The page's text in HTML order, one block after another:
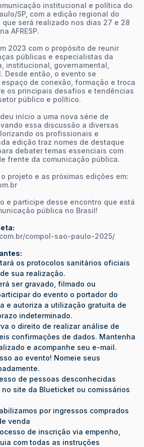
institucional e política do
SP, com a edição regional do
que será realizado nos dias 27 e 28
AFRESP.
2023 com o propósito de reunir
públicas e especialistas da
institucional, governamental,
Desde então, o evento se
de conexão, formação e troca
os principais desafios e tendências
público e político.
deu início a uma nova série de
essa discussão a diversas
os profissionais e
edição traz nomes de destaque
debater temas essenciais com
frente da comunicação pública.
projeto e as próximas edições em:
e participe desse encontro que está
pública no Brasil!
compol-sao-paulo-2025/
os protocolos sanitários oficiais
sua realização.
ser gravado, filmado ou
do evento o portador do
e autoriza a utilização gratuita de
indeterminado.
o direito de realizar análise de
confirmações de dados. Mantenha
e acompanhe seu e-mail.
ao evento! Nomeie seus
de pessoas desconhecidas
no site da Blueticket ou comissários
por ingressos comprados
venda
de inscrição via empenho,
com todas as instruções